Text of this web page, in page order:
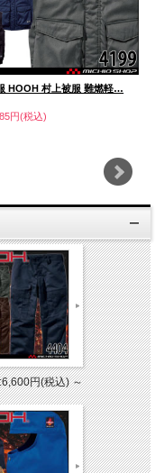
HOOH 村上被服 難燃軽…
円(税込)
円(税込)～